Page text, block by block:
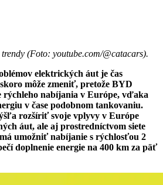
(Foto: youtube.com/@catacars).
elektrických áut je čas
môže zmeniť, pretože BYD
rýchleho nabíjania v Európe, vďaka
v čase podobnom tankovaniu.
rozšíriť svoje vplyvy v Európe
áut, ale aj prostredníctvom siete
umožniť nabíjanie s rýchlosťou 2
doplnenie energie na 400 km za päť